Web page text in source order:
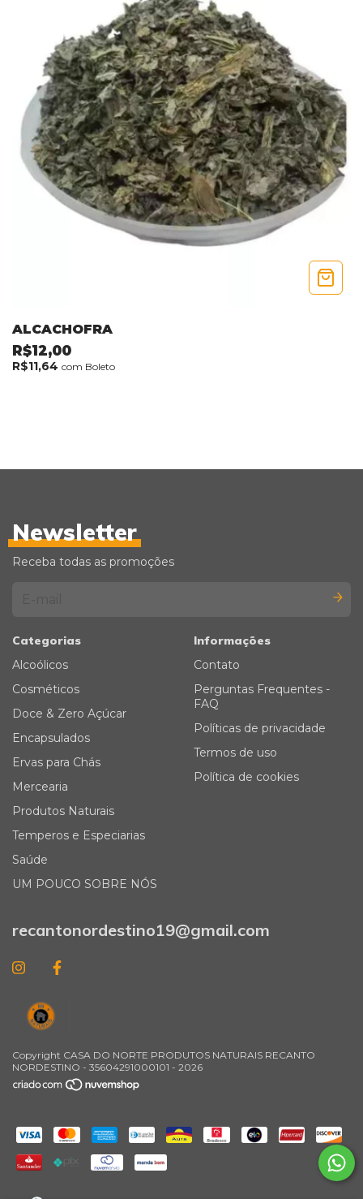
ALCACHOFRA
R$12,00
R$11,64 com Boleto
Newsletter
Receba todas as promoções
Categorias
Alcoólicos
Cosméticos
Doce & Zero Açúcar
Encapsulados
Ervas para Chás
Mercearia
Produtos Naturais
Temperos e Especiarias
Saúde
UM POUCO SOBRE NÓS
Informações
Contato
Perguntas Frequentes -
FAQ
Políticas de privacidade
Termos de uso
Política de cookies
recantonordestino19@gmail.com
Copyright CASA DO NORTE PRODUTOS NATURAIS RECANTO
NORDESTINO - 35604291000101 - 2026